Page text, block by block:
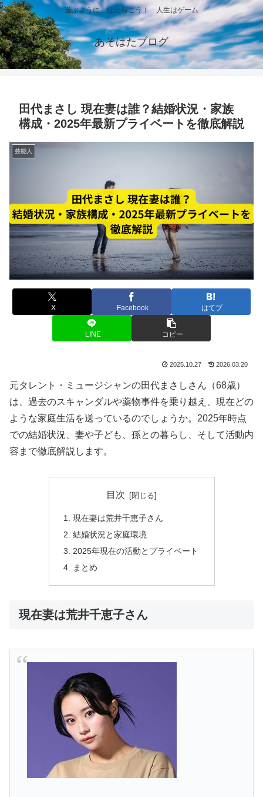
遊ぶように、はたらこう！ 人生はゲーム
あそはたブログ
田代まさし 現在妻は誰？結婚状況・家族
構成・2025年最新プライベートを徹底解説
芸能人
X Facebook はてブ
LINE コピー
2025.10.27 2026.03.20
元タレント・ミュージシャンの田代まさしさん（68歳）
は、過去のスキャンダルや薬物事件を乗り越え、現在どの
ような家庭生活を送っているのでしょうか。2025年時点
での結婚状況、妻や子ども、孫との暮らし、そして活動内
容まで徹底解説します。
目次
現在妻は荒井千恵子さん
結婚状況と家庭環境
2025年現在の活動とプライベート
まとめ
現在妻は荒井千恵子さん